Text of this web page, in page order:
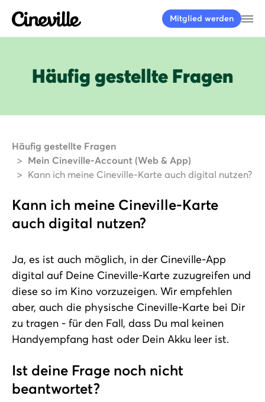
Cineville Logo
Mitglied werden
Häufig gestellte Fragen
Häufig gestellte Fragen
Mein Cineville-Account (Web & App)
Kann ich meine Cineville-Karte auch digital nutzen?
Kann ich meine Cineville-Karte
auch digital nutzen?
Ja, es ist auch möglich, in der Cineville-App
digital auf Deine Cineville-Karte zuzugreifen und
diese so im Kino vorzuzeigen. Wir empfehlen
aber, auch die physische Cineville-Karte bei Dir
zu tragen - für den Fall, dass Du mal keinen
Handyempfang hast oder Dein Akku leer ist.
Ist deine Frage noch nicht
beantwortet?